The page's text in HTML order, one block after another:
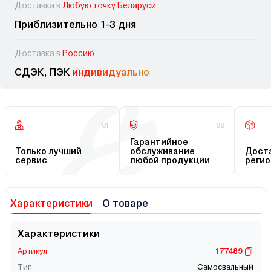
Доставка в Любую точку Беларуси
Приблизительно 1-3 дня
Доставка в Россию
СДЭК, ПЭК индивидуально
01
Только лучший
сервис
02
Гарантийное
обслуживание
любой продукции
Характеристики О товаре
Характеристики
Артикул
177489
Тип
Самосвальный